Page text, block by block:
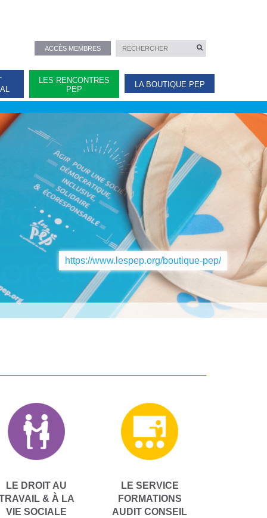
ACCÈS MEMBRES
LES RENCONTRES
PEP
LA BOUTIQUE PEP
https://www.lespep.org/boutique-pep/
LE DROIT AU
& À LA
VIE SOCIALE
LE SERVICE
FORMATIONS
AUDIT CONSEIL